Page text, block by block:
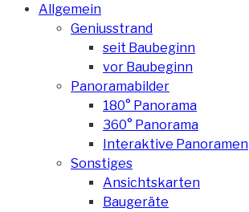
Allgemein
Geniusstrand
seit Baubeginn
vor Baubeginn
Panoramabilder
180° Panorama
360° Panorama
Interaktive Panoramen
Sonstiges
Ansichtskarten
Baugeräte